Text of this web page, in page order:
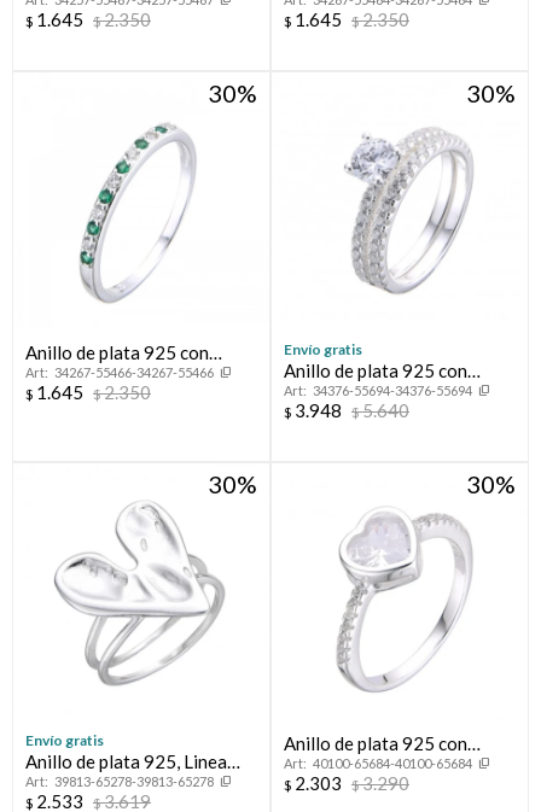
$ 1.645 $2.350 $ 1.645 $2.350
30
Anillo de plata 925 con
circonias, MEDIO SIN FIN.
34267-55466-34267-55466
$ 1.645 $2.350
30
Envío gratis
Anillo de plata 925 con
circonias, PROMESA.
34376-55694-34376-55694
$ 3.948 $5.640
30
Envío gratis
Anillo de plata 925, Linea
FLORESSER.
39813-65278-39813-65278
$ 2.533 $3.619
30
Anillo de plata 925 con
circonias.
40100-65684-40100-65684
$ 2.303 $3.290